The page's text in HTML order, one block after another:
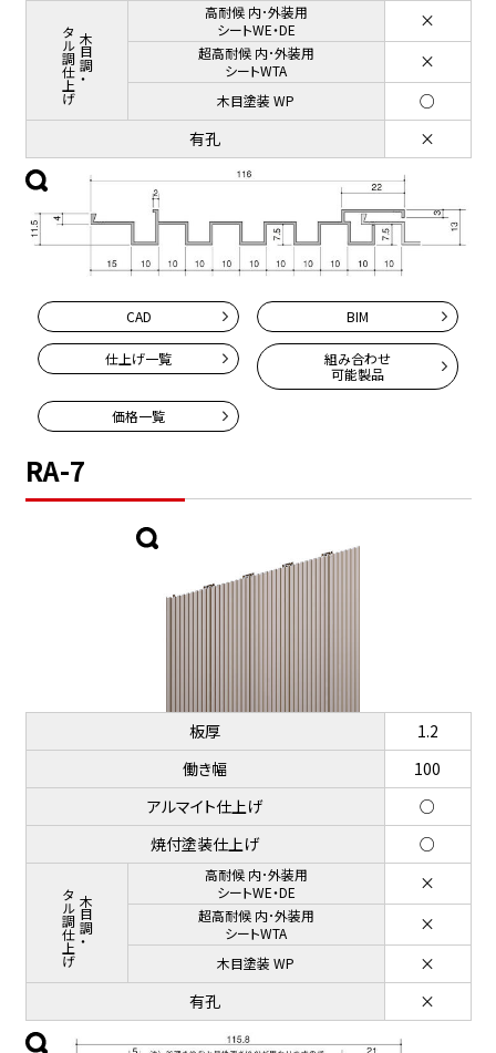
木目調・
メタル調仕上げ
高耐候 内･外装用
シートWE・DE
×
超高耐候 内･外装用
シートWTA
×
木目塗装 WP
○
有孔
×
CAD BIM
仕上げ一覧
組み合わせ
可能製品
価格一覧
RA-7
板厚
1.2
働き幅
100
アルマイト仕上げ
○
焼付塗装仕上げ
○
木目調・
メタル調仕上げ
高耐候 内･外装用
シートWE・DE
×
超高耐候 内･外装用
シートWTA
×
木目塗装 WP
×
有孔
×